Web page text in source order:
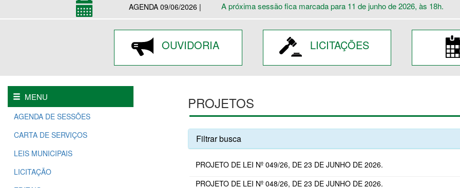
AGENDA 09/06/2026 | A próxima sessão fica marcada para 11 de junho de 2026, às 18h.
OUVIDORIA LICITAÇÕES
MENU
AGENDA DE SESSÕES
CARTA DE SERVIÇOS
LEIS MUNICIPAIS
LICITAÇÃO
PROJETOS
Filtrar busca
PROJETO DE LEI Nº 049/26, DE 23 DE JUNHO DE 2026.
PROJETO DE LEI Nº 048/26, DE 23 DE JUNHO DE 2026.